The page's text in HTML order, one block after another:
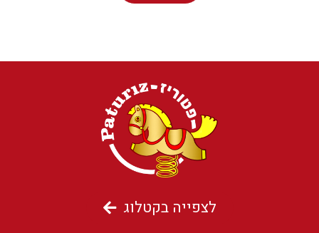
לצפייה בקטלוג